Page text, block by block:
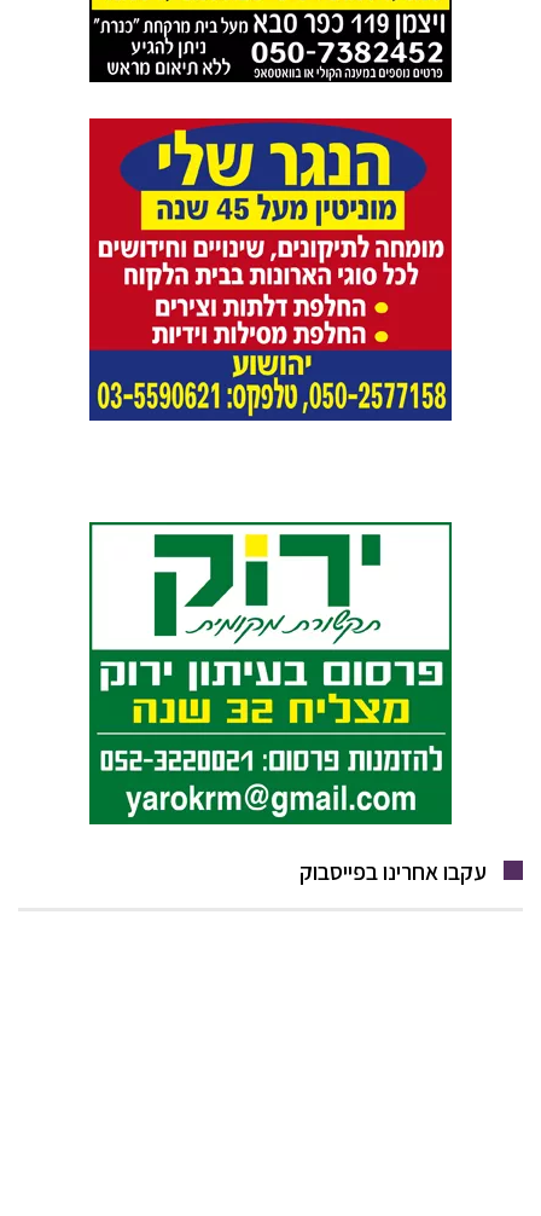
עקבו אחרינו בפייסבוק